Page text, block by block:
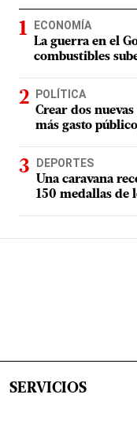
ECONOMÍA
La guerra en el
combustibles
POLÍTICA
Crear dos
más gasto
DEPORTES
Una caravana
150 medallas de
SERVICIOS